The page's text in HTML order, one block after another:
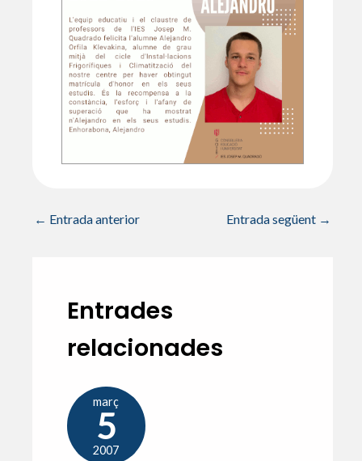
p
p
o
k
te
← Entrada anterior Entrada següent →
Entrades
relacionades
març
5
2007